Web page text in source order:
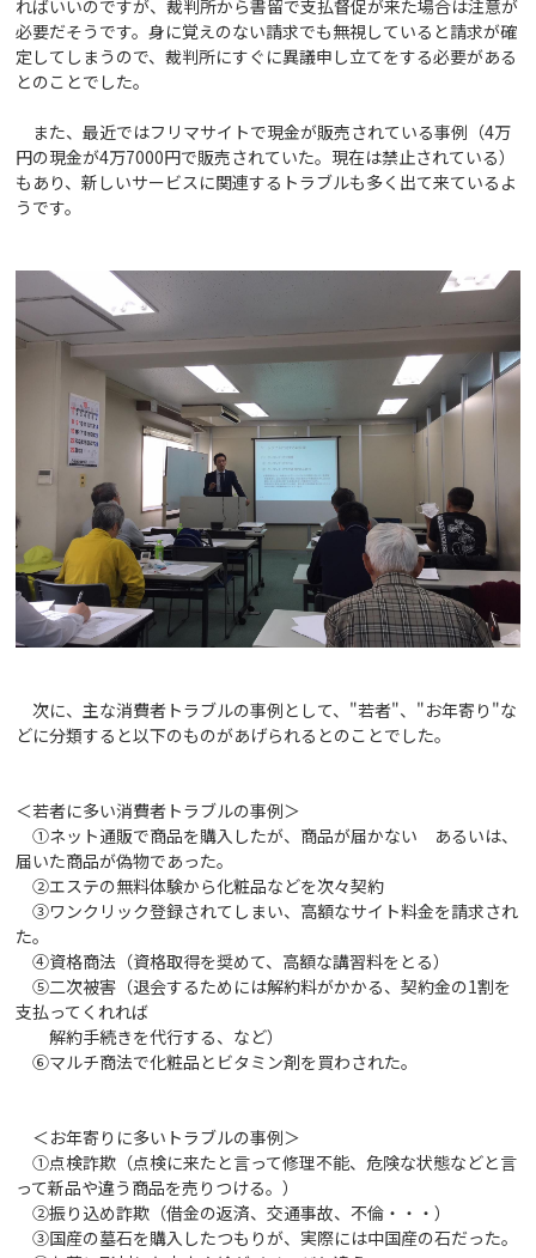
ればいいのですが、裁判所から書留で支払督促が来た場合は注意が
必要だそうです。身に覚えのない請求でも無視していると請求が確
定してしまうので、裁判所にすぐに異議申し立てをする必要がある
とのことでした。
また、最近ではフリマサイトで現金が販売されている事例（4万
円の現金が4万7000円で販売されていた。現在は禁止されている）
もあり、新しいサービスに関連するトラブルも多く出て来ているよ
うです。
次に、主な消費者トラブルの事例として、"若者"、"お年寄り"な
どに分類すると以下のものがあげられるとのことでした。
＜若者に多い消費者トラブルの事例＞
①ネット通販で商品を購入したが、商品が届かない あるいは、
届いた商品が偽物であった。
②エステの無料体験から化粧品などを次々契約
③ワンクリック登録されてしまい、高額なサイト料金を請求され
た。
④資格商法（資格取得を奨めて、高額な講習料をとる）
⑤二次被害（退会するためには解約料がかかる、契約金の1割を
支払ってくれれば
解約手続きを代行する、など）
⑥マルチ商法で化粧品とビタミン剤を買わされた。
＜お年寄りに多いトラブルの事例＞
①点検詐欺（点検に来たと言って修理不能、危険な状態などと言
って新品や違う商品を売りつける。）
②振り込め詐欺（借金の返済、交通事故、不倫・・・）
③国産の墓石を購入したつもりが、実際には中国産の石だった。